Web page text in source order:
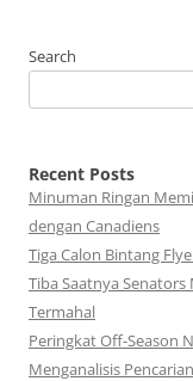
Search
Recent Posts
Minuman Ringan
dengan Canadiens
Tiga Calon Bintang
Tiba Saatnya
Termahal
Peringkat Off-Season
Menganalisis